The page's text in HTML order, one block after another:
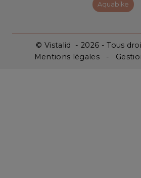
Aquabike
©Vistalid
- 2026 - Tous
Mentions légales
-